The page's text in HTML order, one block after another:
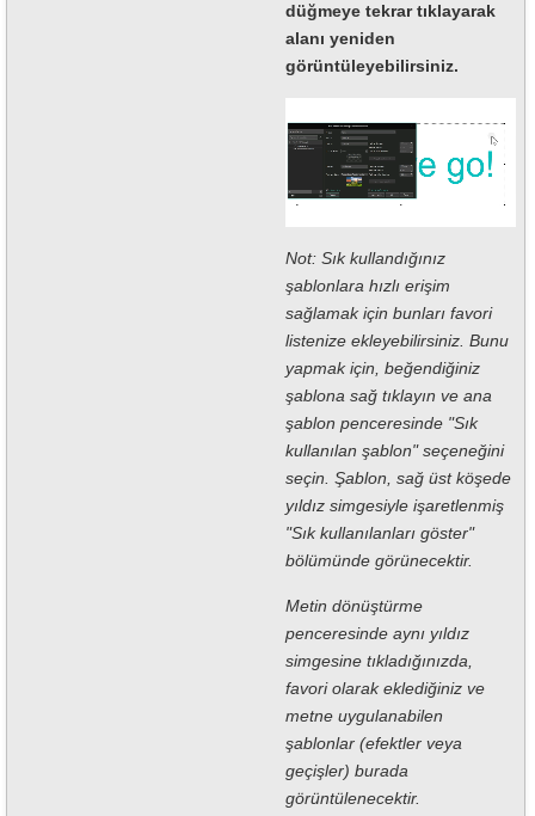
düğmeye tekrar tıklayarak
alanı yeniden
görüntüleyebilirsiniz.
Not: Sık kullandığınız
şablonlara hızlı erişim
sağlamak için bunları favori
listenize ekleyebilirsiniz. Bunu
yapmak için, beğendiğiniz
şablona sağ tıklayın ve ana
şablon penceresinde "Sık
kullanılan şablon" seçeneğini
seçin. Şablon, sağ üst köşede
yıldız simgesiyle işaretlenmiş
"Sık kullanılanları göster"
bölümünde görünecektir.
Metin dönüştürme
penceresinde aynı yıldız
simgesine tıkladığınızda,
favori olarak eklediğiniz ve
metne uygulanabilen
şablonlar (efektler veya
geçişler) burada
görüntülenecektir.